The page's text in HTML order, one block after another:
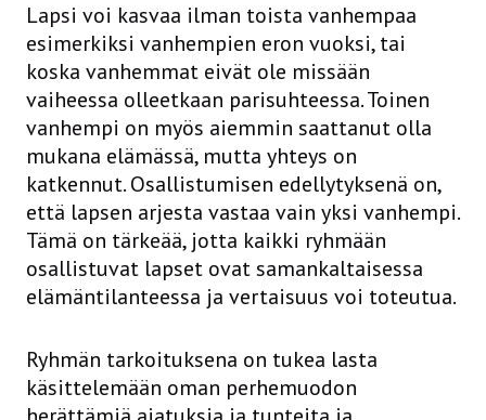
Lapsi voi kasvaa ilman toista vanhempaa
esimerkiksi vanhempien eron vuoksi, tai
koska vanhemmat eivät ole missään
vaiheessa olleetkaan parisuhteessa. Toinen
vanhempi on myös aiemmin saattanut olla
mukana elämässä, mutta yhteys on
katkennut. Osallistumisen edellytyksenä on,
että lapsen arjesta vastaa vain yksi vanhempi.
Tämä on tärkeää, jotta kaikki ryhmään
osallistuvat lapset ovat samankaltaisessa
elämäntilanteessa ja vertaisuus voi toteutua.
Ryhmän tarkoituksena on tukea lasta
käsittelemään oman perhemuodon